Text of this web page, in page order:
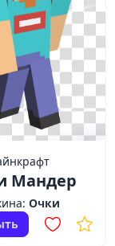
Мандер
Очки